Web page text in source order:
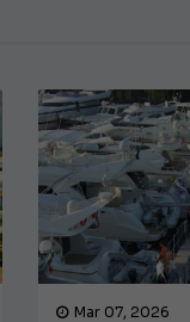
Mar 07, 2026